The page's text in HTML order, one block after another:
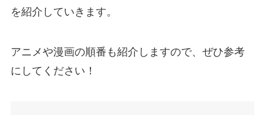
を紹介していきます。
アニメや漫画の順番も紹介しますので、ぜひ参考
にしてください！